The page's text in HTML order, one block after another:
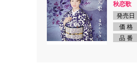
秋恋歌
発売日
価 格
品 番